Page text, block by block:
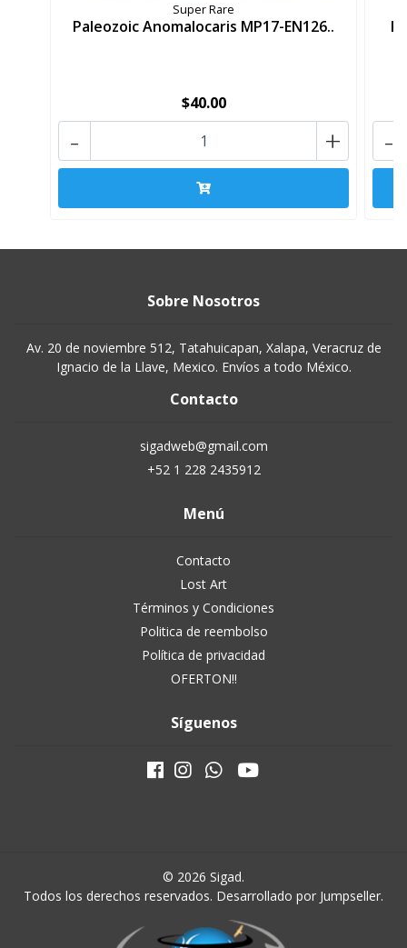
Super Rare
Paleozoic Anomalocaris MP17-EN126..
$40.00
+
- -
Sobre Nosotros
Av. 20 de noviembre 512, Tatahuicapan, Xalapa, Veracruz de
Ignacio de la Llave, Mexico. Envíos a todo México.
Contacto
sigadweb@gmail.com
+52 1 228 2435912
Menú
Contacto
Lost Art
Términos y Condiciones
Politica de reembolso
Política de privacidad
OFERTON!!
Síguenos
© 2026 Sigad.
Todos los derechos reservados. Desarrollado por Jumpseller.